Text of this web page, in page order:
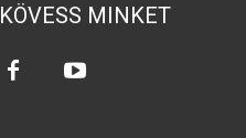
KÖVESS MINKET